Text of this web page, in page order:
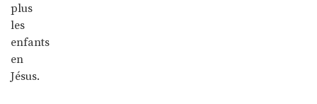
plus
les
enfants
en
Jésus.